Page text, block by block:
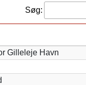
Søg:
Gilleleje Havn